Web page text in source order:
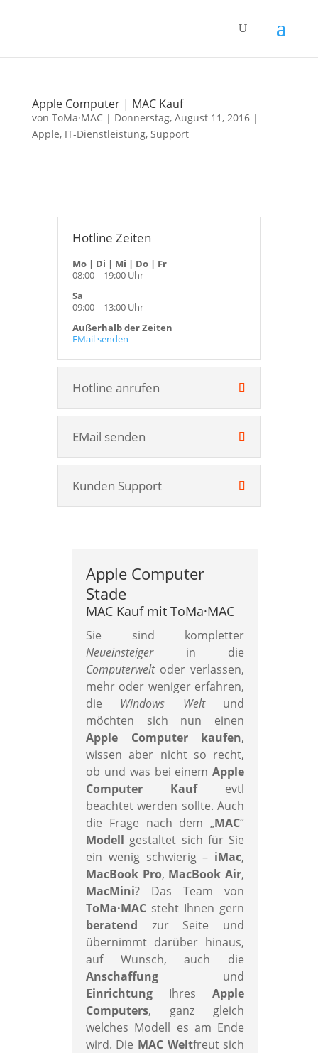
Apple Computer | MAC Kauf
von ToMa·MAC| Donnerstag, August 11, 2016|
Apple, IT-Dienstleistung, Support
Hotline Zeiten
Mo | Di | Mi | Do | Fr
08:00 – 19:00 Uhr
Sa
09:00 – 13:00 Uhr
Außerhalb der Zeiten
EMail senden
Hotline anrufen
EMail senden
Kunden Support
Apple Computer
Stade
MAC Kauf mit ToMa·MAC
Sie sind kompletter
Neueinsteigerin die
Computerweltoder verlassen,
mehr oder weniger erfahren,
die Windows Weltund
möchten sich nun einen
Apple Computer kaufen,
wissen aber nicht so recht,
ob und was bei einemApple
Computer Kaufevtl
beachtet werden sollte. Auch
die Frage nach dem „MAC“
Modell gestaltet sich für Sie
ein wenig schwierig – iMac,
MacBook Pro, MacBook Air,
MacMini? Das Team von
ToMa·MACsteht Ihnen gern
beratend zur Seite und
übernimmt darüber hinaus,
auf Wunsch, auch die
Anschaffungund
EinrichtungIhresApple
Computers, ganz gleich
welches Modell es am Ende
wird. Die MAC Weltfreut sich